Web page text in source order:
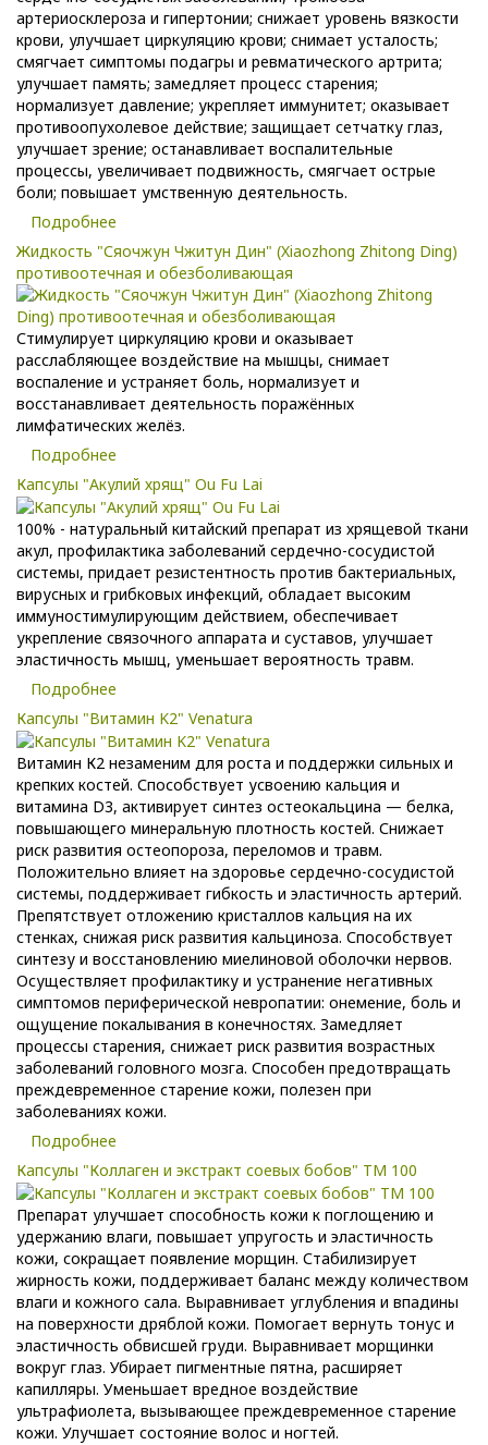
артериосклероза и гипертонии; снижает уровень вязкости
крови, улучшает циркуляцию крови; снимает усталость;
смягчает симптомы подагры и ревматического артрита;
улучшает память; замедляет процесс старения;
нормализует давление; укрепляет иммунитет; оказывает
противоопухолевое действие; защищает сетчатку глаз,
улучшает зрение; останавливает воспалительные
процессы, увеличивает подвижность, смягчает острые
боли; повышает умственную деятельность.
Подробнее
Жидкость "Сяочжун Чжитун Дин" (Xiaozhong Zhitong Ding)
противоотечная и обезболивающая
Стимулирует циркуляцию крови и оказывает
расслабляющее воздействие на мышцы, снимает
воспаление и устраняет боль, нормализует и
восстанавливает деятельность поражённых
лимфатических желёз.
Подробнее
Капсулы "Акулий хрящ" Ou Fu Lai
100% - натуральный китайский препарат из хрящевой ткани
акул, профилактика заболеваний сердечно-сосудистой
системы, придает резистентность против бактериальных,
вирусных и грибковых инфекций, обладает высоким
иммуностимулирующим действием, обеспечивает
укрепление связочного аппарата и суставов, улучшает
эластичность мышц, уменьшает вероятность травм.
Подробнее
Капсулы "Витамин K2" Venatura
Витамин К2 незаменим для роста и поддержки сильных и
крепких костей. Способствует усвоению кальция и
витамина D3, активирует синтез остеокальцина — белка,
повышающего минеральную плотность костей. Снижает
риск развития остеопороза, переломов и травм.
Положительно влияет на здоровье сердечно-сосудистой
системы, поддерживает гибкость и эластичность артерий.
Препятствует отложению кристаллов кальция на их
стенках, снижая риск развития кальциноза. Способствует
синтезу и восстановлению миелиновой оболочки нервов.
Осуществляет профилактику и устранение негативных
симптомов периферической невропатии: онемение, боль и
ощущение покалывания в конечностях. Замедляет
процессы старения, снижает риск развития возрастных
заболеваний головного мозга. Способен предотвращать
преждевременное старение кожи, полезен при
заболеваниях кожи.
Подробнее
Капсулы "Коллаген и экстракт соевых бобов" ТМ 100
Препарат улучшает способность кожи к поглощению и
удержанию влаги, повышает упругость и эластичность
кожи, сокращает появление морщин. Стабилизирует
жирность кожи, поддерживает баланс между количеством
влаги и кожного сала. Выравнивает углубления и впадины
на поверхности дряблой кожи. Помогает вернуть тонус и
эластичность обвисшей груди. Выравнивает морщинки
вокруг глаз. Убирает пигментные пятна, расширяет
капилляры. Уменьшает вредное воздействие
ультрафиолета, вызывающее преждевременное старение
кожи. Улучшает состояние волос и ногтей.